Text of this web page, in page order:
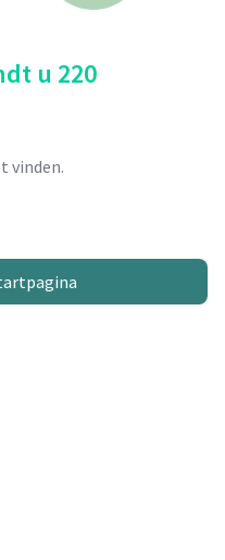
u 220
vinden.